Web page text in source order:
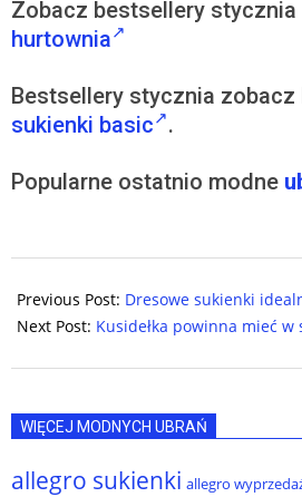
Zobacz bestsellery stycznia
hurtownia
Bestsellery stycznia zobacz
sukienki basic
.
Popularne ostatnio modne
01-
26
Previous Post: Dresowe sukienki
Next Post: Kusidełka powinna mieć w
WIĘCEJ MODNYCH UBRAŃ
allegro sukienki allegro